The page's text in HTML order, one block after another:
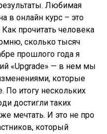
Любимая
в онлайн курс – это
прочитать человека
сколько тысяч
прошлого года я
«Upgrade» — в нем мы
которые
По итогу нескольких
достигли таких
мечтать. И это не про
который